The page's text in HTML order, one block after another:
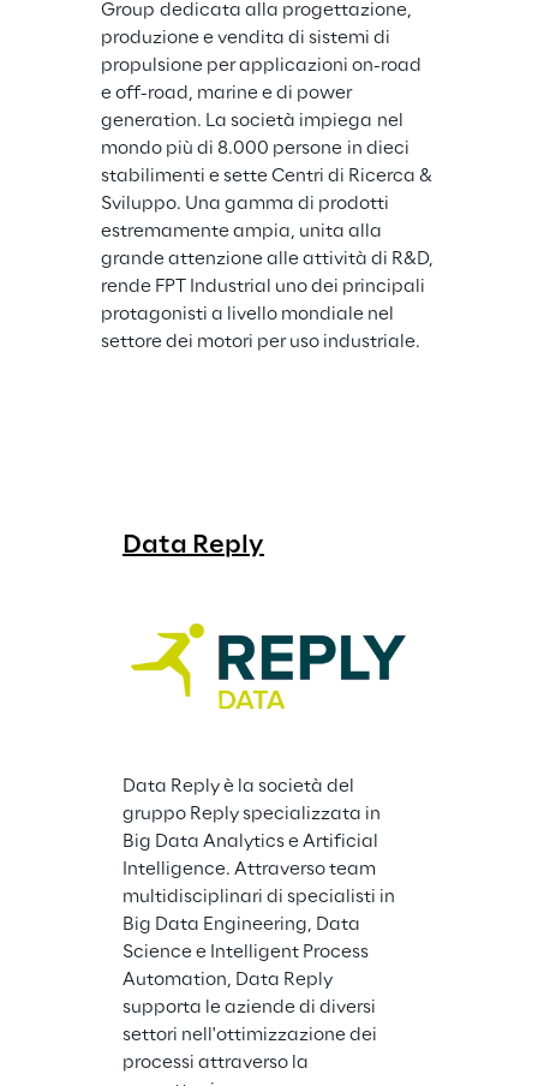
Group dedicata alla progettazione,
produzione e vendita di sistemi di
propulsione per applicazioni on-road
e off-road, marine e di power
generation. La società impiega nel
mondo più di 8.000 persone in dieci
stabilimenti e sette Centri di Ricerca &
Sviluppo. Una gamma di prodotti
estremamente ampia, unita alla
grande attenzione alle attività di R&D,
rende FPT Industrial uno dei principali
protagonisti a livello mondiale nel
settore dei motori per uso industriale.
Data Reply
Data Reply è la società del
gruppo Reply specializzata in
Big Data Analytics e Artificial
Intelligence. Attraverso team
multidisciplinari di specialisti in
Big Data Engineering, Data
Science e Intelligent Process
Automation, Data Reply
supporta le aziende di diversi
settori nell'ottimizzazione dei
processi attraverso la